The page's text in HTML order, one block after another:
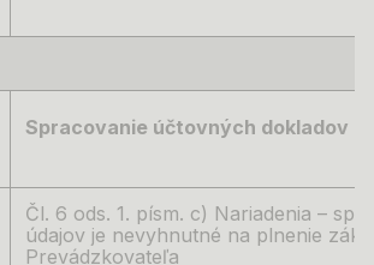
Spracovanie účtovných dokladov
Čl. 6 ods. 1. písm. c) Nariadenia –
údajov je nevyhnutné na plnenie
Prevádzkovateľa